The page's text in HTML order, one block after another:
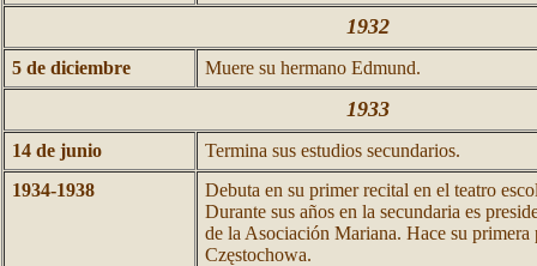
1932
5 de diciembre Muere su hermano Edmund.
1933
14 de junio
Termina sus estudios secundarios.
1934-1938
Debuta en su primer recital en el teatro
Durante sus años en la secundaria es
de la Asociación Mariana. Hace su primera
Częstochowa.